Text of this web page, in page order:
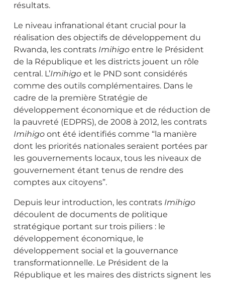
résultats.
Le niveau infranational étant crucial pour la
réalisation des objectifs de développement du
Rwanda, les contrats Imihigo entre le Président
de la République et les districts jouent un rôle
central. L’Imihigo et le PND sont considérés
comme des outils complémentaires. Dans le
cadre de la première Stratégie de
développement économique et de réduction de
la pauvreté (EDPRS), de 2008 à 2012, les contrats
Imihigo ont été identifiés comme “la manière
dont les priorités nationales seraient portées par
les gouvernements locaux, tous les niveaux de
gouvernement étant tenus de rendre des
comptes aux citoyens”.
Depuis leur introduction, les contrats Imihigo
découlent de documents de politique
stratégique portant sur trois piliers : le
développement économique, le
développement social et la gouvernance
transformationnelle. Le Président de la
République et les maires des districts signent les